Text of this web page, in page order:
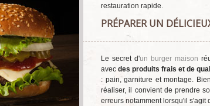
restauration rapide.
PRÉPARER UN
Le secret d'un burger maison
avecdes produits frais et de
: pain, garniture et montage.
réaliser, il convient de prendre
erreurs notamment lorsqu'il s'agit